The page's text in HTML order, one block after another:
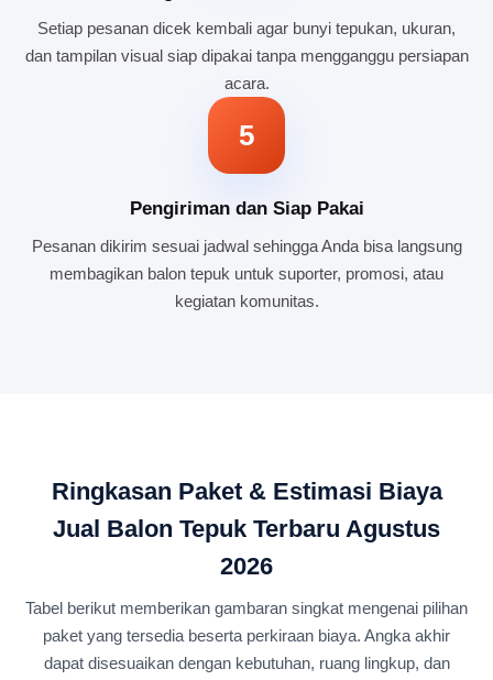
Setiap pesanan dicek kembali agar bunyi tepukan, ukuran,
dan tampilan visual siap dipakai tanpa mengganggu persiapan
acara.
5
Pengiriman dan Siap Pakai
Pesanan dikirim sesuai jadwal sehingga Anda bisa langsung
membagikan balon tepuk untuk suporter, promosi, atau
kegiatan komunitas.
Ringkasan Paket & Estimasi Biaya
Jual Balon Tepuk Terbaru Agustus
2026
Tabel berikut memberikan gambaran singkat mengenai pilihan
paket yang tersedia beserta perkiraan biaya. Angka akhir
dapat disesuaikan dengan kebutuhan, ruang lingkup, dan